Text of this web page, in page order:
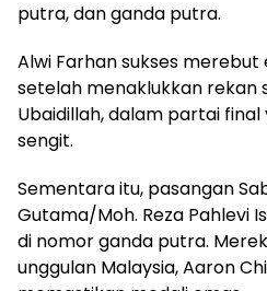
putra, dan ganda putra.
Alwi Farhan sukses
setelah menaklukkan rekan
Ubaidillah, dalam partai
sengit.
Sementara itu, pasangan
Gutama/Moh. Reza Pahlevi
di nomor ganda putra.
unggulan Malaysia, Aaron